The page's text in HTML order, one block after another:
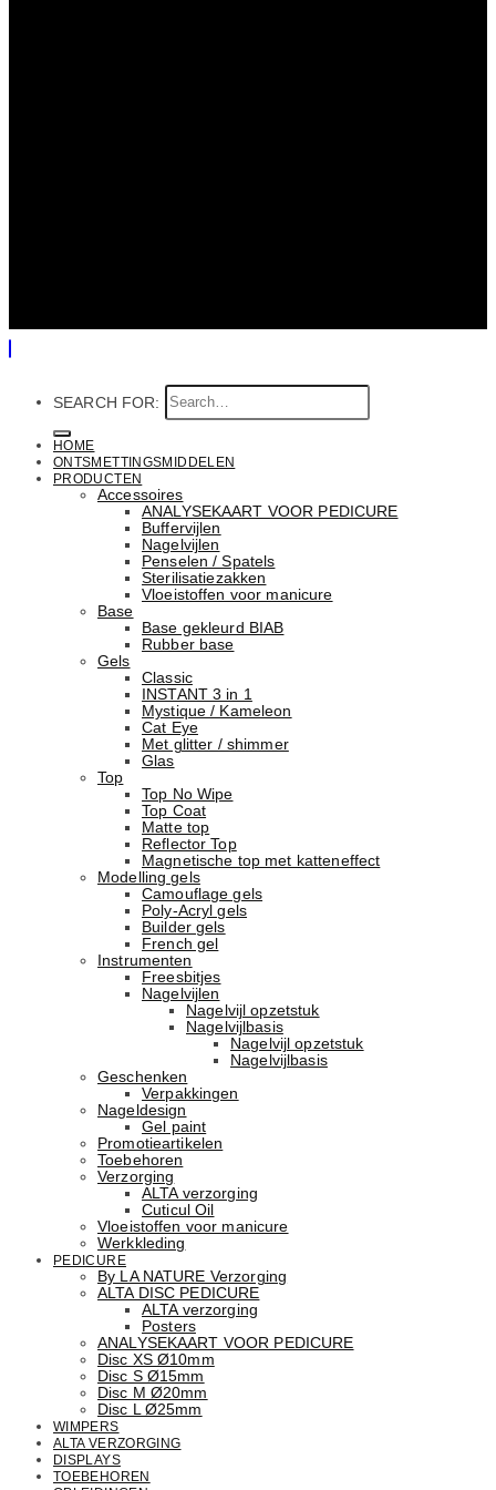
SEARCH FOR:
HOME
ONTSMETTINGSMIDDELEN
PRODUCTEN
Accessoires
ANALYSEKAART VOOR PEDICURE
Buffervijlen
Nagelvijlen
Penselen / Spatels
Sterilisatiezakken
Vloeistoffen voor manicure
Base
Basе gekleurd BIAB
Rubber basе
Gels
Classic
INSTANT 3 in 1
Mystique / Kameleon
Cat Eye
Met glitter / shimmer
Glas
Top
Top No Wipe
Top Coat
Matte top
Reflector Top
Magnetische top met katteneffect
Modelling gels
Camouflage gels
Poly-Acryl gels
Builder gels
French gel
Instrumenten
Freesbitjes
Nagelvijlen
Nagelvijl opzetstuk
Nagelvijlbasis
Nagelvijl opzetstuk
Nagelvijlbasis
Geschenken
Verpakkingen
Nageldesign
Gel paint
Promotieartikelen
Toebehoren
Verzorging
ALTA verzorging
Cuticul Oil
Vloeistoffen voor manicure
Werkkleding
PEDICURE
By LA NATURE Verzorging
ALTA DISC PEDICURE
ALTA verzorging
Posters
ANALYSEKAART VOOR PEDICURE
Disc XS Ø10mm
Disc S Ø15mm
Disc M Ø20mm
Disc L Ø25mm
WIMPERS
ALTA VERZORGING
DISPLAYS
TOEBEHOREN